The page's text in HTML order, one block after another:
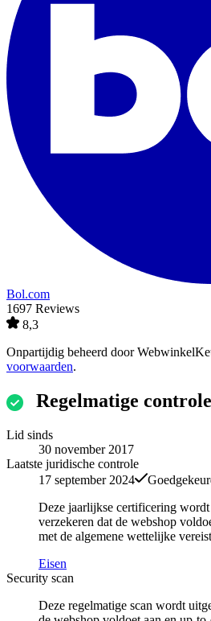
Bol.com
1697 Reviews
8,3
Onpartijdig beheerd door
voorwaarden.
Regelmatige controle
Lid sinds
30 november 2017
Laatste juridische controle
17 september 2024
Deze jaarlijkse certificering
verzekeren dat de webshop
met de algemene wettelijke
Eisen
Security scan
Deze regelmatige scan wordt